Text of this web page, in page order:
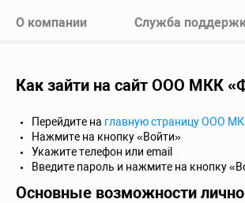
О компании Служба
Как зайти на сайт ООО МКК
Перейдите на главную страницу ООО
Нажмите на кнопку «Войти»
Укажите телефон или email
Введите пароль и нажмите на кнопку
Основные возможности